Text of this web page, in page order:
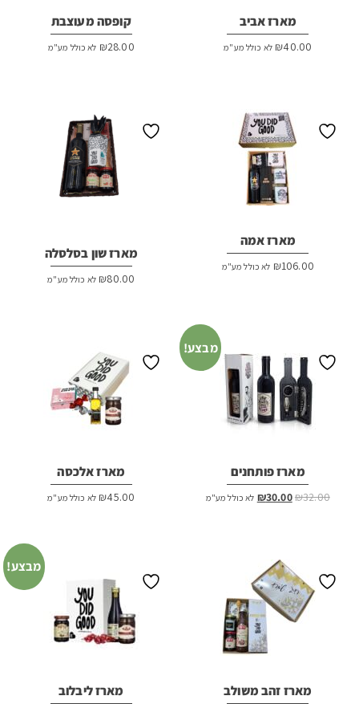
מארז אביב
₪40.00 לא כולל מע"מ
קופסה מעוצבת
₪28.00 לא כולל מע"מ
מארז אמה
₪106.00 לא כולל מע"מ
מארז שון בסלסלה
₪80.00 לא כולל מע"מ
מבצע!
מארז פותחנים
₪32.00
המחיר₪30.00 המחיר
לא כולל מע"מ
מארז אלכסה
₪45.00 לא כולל מע"מ
מארז זהב משולב
מבצע!
מארז ליבלוב